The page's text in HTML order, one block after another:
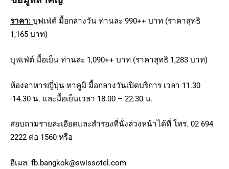
ราคา: บุฟเฟ่ต์ มื้อกลางวัน ท่านละ 990++ บาท (ราคาสุทธิ
1,165 บาท)
บุฟเฟ่ต์ มื้อเย็น ท่านละ 1,090++ บาท (ราคาสุทธิ 1,283 บาท)
ห้องอาหารญี่ปุ่น ทาคูมิ มื้อกลางวันเปิดบริการ เวลา 11.30
-14.30 น. และมื้อเย็นเวลา 18.00 – 22.30 น.
สอบถามรายละเอียดและสำรองที่นั่งล่วงหน้าได้ที่ โทร. 02 694
2222 ต่อ 1560 หรือ
อีเมล: fb.bangkok@swissotel.com